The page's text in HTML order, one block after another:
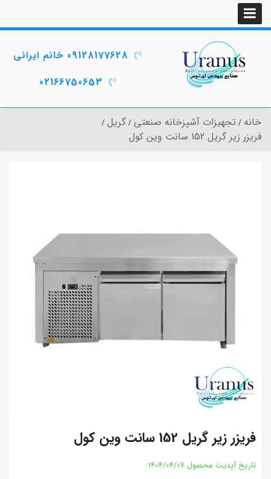
09128177628 خانم ایرانی
02166750653
خانه تجهیزات آشپزخانه صنعتی گریل
فریزر زیر گریل 152 سانت وین کول
فریزر زیر گریل 152 سانت وین کول
تاریخ آپدیت محصول 1404/04/07